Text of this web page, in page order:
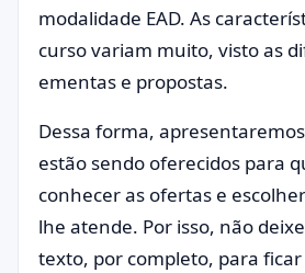
modalidade EAD. As
curso variam muito, visto as
ementas e propostas.
Dessa forma,
estão sendo oferecidos para
conhecer as ofertas e
lhe atende. Por isso, não
texto, por completo, para